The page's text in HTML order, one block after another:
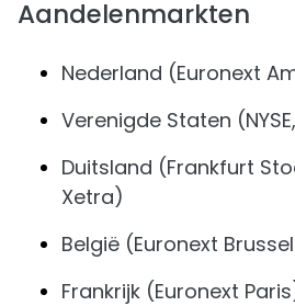
Aandelenmarkten
Nederland (Euronext
Verenigde Staten
Duitsland (Frankfurt
Xetra)
België (Euronext
Frankrijk (Euronext